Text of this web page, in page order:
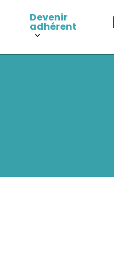
Devenir
adhérent